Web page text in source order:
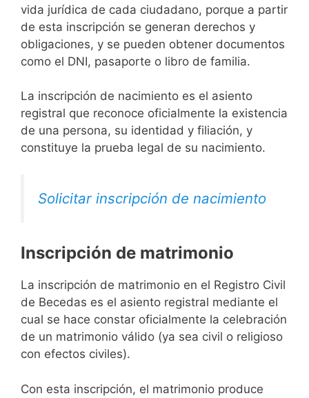
vida jurídica de cada ciudadano, porque a partir
de esta inscripción se generan derechos y
obligaciones, y se pueden obtener documentos
como el DNI, pasaporte o libro de familia.
La inscripción de nacimiento es el asiento
registral que reconoce oficialmente la existencia
de una persona, su identidad y filiación, y
constituye la prueba legal de su nacimiento.
Solicitar inscripción de nacimiento
Inscripción de matrimonio
La inscripción de matrimonio en el Registro Civil
de Becedas es el asiento registral mediante el
cual se hace constar oficialmente la celebración
de un matrimonio válido (ya sea civil o religioso
con efectos civiles).
Con esta inscripción, el matrimonio produce